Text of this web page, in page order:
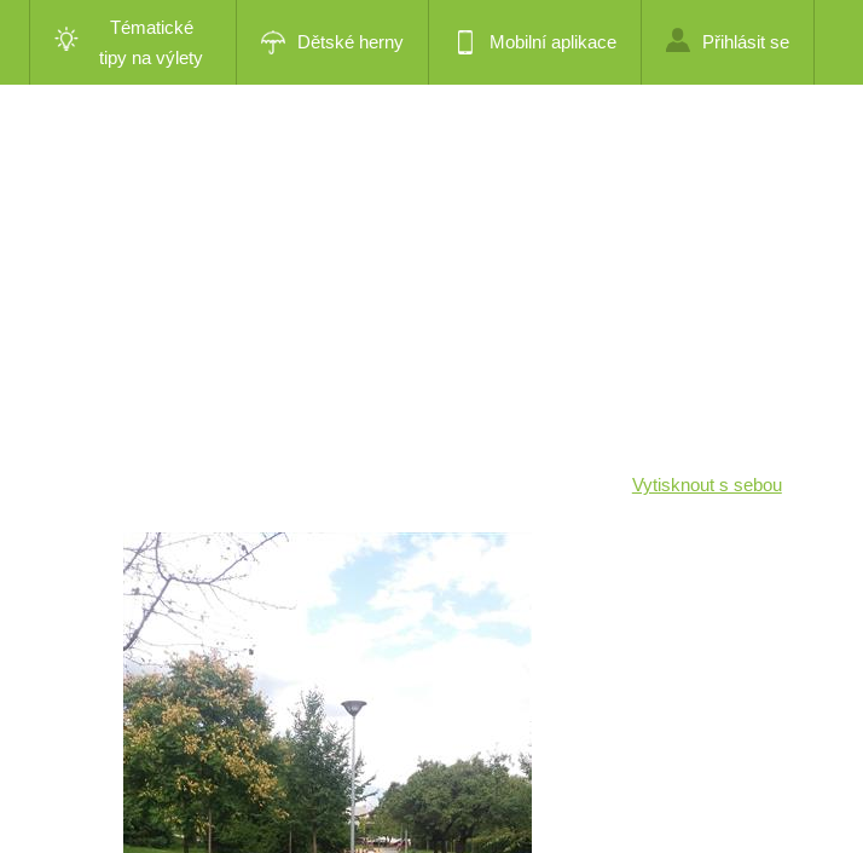
Tématické
tipy na výlety
Dětské herny Mobilní aplikace Přihlásit se
Vytisknout s sebou